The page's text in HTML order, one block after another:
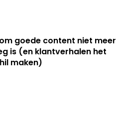
goede content niet meer
is (en klantverhalen het
maken)